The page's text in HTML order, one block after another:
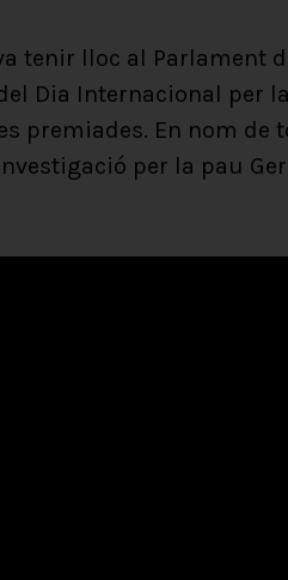
tenir lloc al Parlament
Dia Internacional per la
premiades. En nom de
per la pau